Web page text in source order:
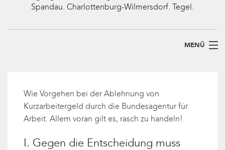
Spandau. Charlottenburg-Wilmersdorf. Tegel.
MENÜ
Arbeitsrecht für Arbeitnehmer
Arbeitsrecht für Arbeitgeber
Wie Vorgehen bei der Ablehnung von
Kurzarbeitergeld durch die Bundesagentur für
Arbeit. Allem voran gilt es, rasch zu handeln!
I. Gegen die Entscheidung muss